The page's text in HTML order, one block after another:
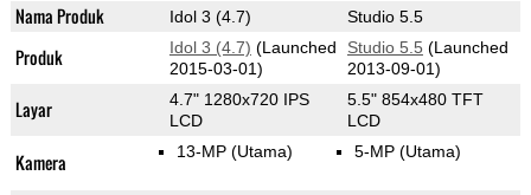
Nama Produk Idol 3 (4.7) Studio 5.5
Produk Idol 3 (4.7) (Launched
2015-03-01)
Studio 5.5 (Launched
2013-09-01)
Layar
4.7" 1280x720 IPS
LCD
5.5" 854x480 TFT
LCD
Kamera 13-MP (Utama) 5-MP (Utama)